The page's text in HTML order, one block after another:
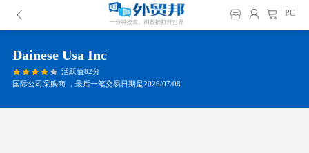
PC
Dainese Usa Inc
活跃值82分
国际公司采购商 ，最后一笔交易日期是2026/07/08